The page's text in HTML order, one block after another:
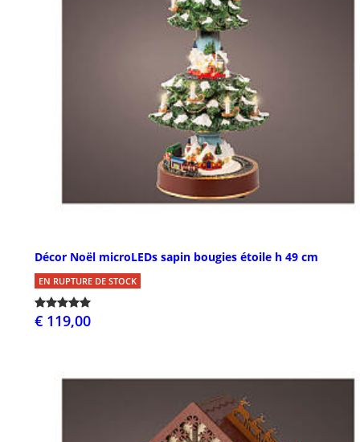
Décor Noël microLEDs sapin bougies étoile h 49 cm
EN RUPTURE DE STOCK
€ 119,00